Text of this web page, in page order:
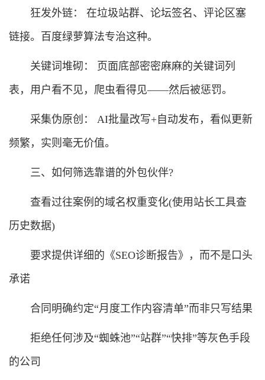
狂发外链： 在垃圾站群、论坛签名、评论区塞
链接。百度绿萝算法专治这种。
关键词堆砌： 页面底部密密麻麻的关键词列
表，用户看不见，爬虫看得见——然后被惩罚。
采集伪原创： AI批量改写+自动发布，看似更新
频繁，实则毫无价值。
三、如何筛选靠谱的外包伙伴?
查看过往案例的域名权重变化(使用站长工具查
历史数据)
要求提供详细的《SEO诊断报告》，而不是口头
承诺
合同明确约定“月度工作内容清单”而非只写结果
拒绝任何涉及“蜘蛛池”“站群”“快排”等灰色手段
的公司